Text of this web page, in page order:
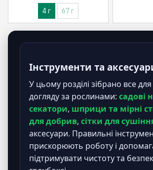
4 г 67 г
Інструменти та
У цьому розділі зібрано все
догляду за рослинами: садові
секатори, шприци та мірні
для добрив, сітки для
аксесуари. Правильні
прискорюють роботу і
підтримувати чистоту та